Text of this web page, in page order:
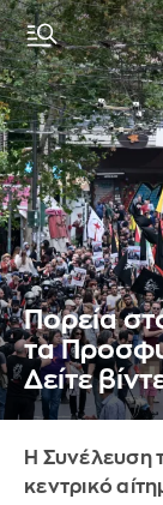
Πορεία
τα
Δείτε
Η Συνέλευση
κεντρικό